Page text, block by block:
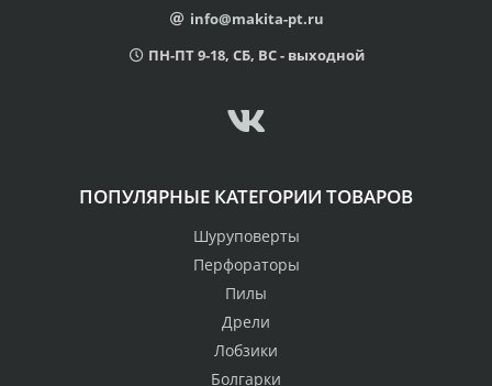
info@makita-pt.ru
ПН-ПТ 9-18, СБ, ВС - выходной
ПОПУЛЯРНЫЕ КАТЕГОРИИ ТОВАРОВ
Шуруповерты
Перфораторы
Пилы
Дрели
Лобзики
Болгарки